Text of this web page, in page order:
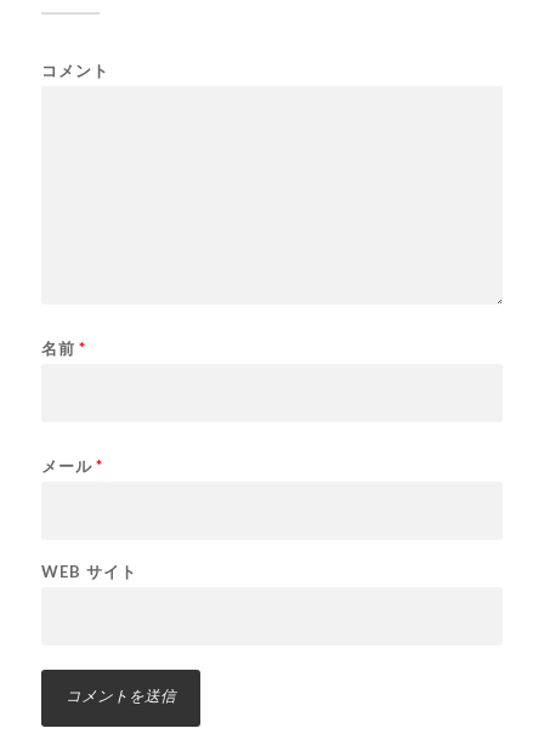
コメント
名前 *
メール *
WEB サイト